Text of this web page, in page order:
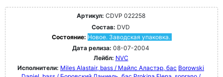
Артикул: CDVP 022258
Состав: DVD
Состояние: Новое. Заводская упаковка.
Дата релиза: 08-07-2004
Лейбл: NVC
Исполнители: Miles Alastair, bass / Майлс Аластэр, бас Borowski